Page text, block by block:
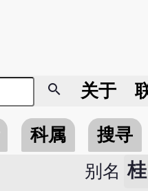
search 关于
科属 搜寻
别名